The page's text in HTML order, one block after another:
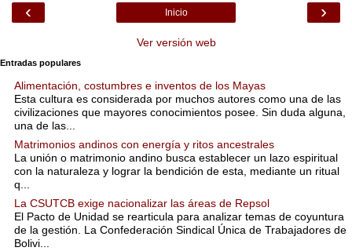
‹ ›
Inicio
Ver versión web
Entradas populares
Alimentación, costumbres e inventos de los Mayas
Esta cultura es considerada por muchos autores como una de las
civilizaciones que mayores conocimientos posee. Sin duda alguna,
una de las...
Matrimonios andinos con energía y ritos ancestrales
La unión o matrimonio andino busca establecer un lazo espiritual
con la naturaleza y lograr la bendición de esta, mediante un ritual
q...
La CSUTCB exige nacionalizar las áreas de Repsol
El Pacto de Unidad se rearticula para analizar temas de coyuntura
de la gestión. La Confederación Sindical Única de Trabajadores de
Bolivi...